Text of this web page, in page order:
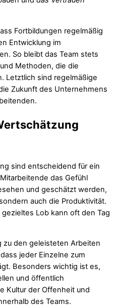
Fortbildungen regelmäßig
Entwicklung im
So bleibt das Team stets
Methoden, die die
Letztlich sind regelmäßige
Zukunft des Unternehmens
sind entscheidend für ein
das Gefühl
und geschätzt werden,
auch die Produktivität.
gezieltes Lob kann oft den Tag
zu den geleisteten Arbeiten
jeder Einzelne zum
Besonders wichtig ist es,
und öffentlich
Kultur der Offenheit und
des Teams.